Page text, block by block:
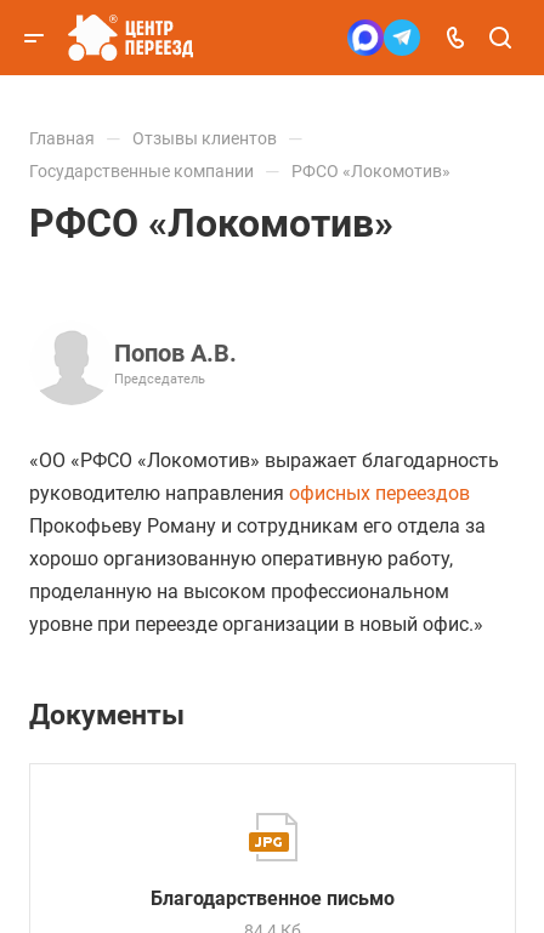
Главная — Отзывы клиентов —
Государственные компании — РФСО «Локомотив»
РФСО «Локомотив»
Попов А.В.
Председатель
«ОО «РФСО «Локомотив» выражает благодарность
руководителю направления офисных переездов
Прокофьеву Роману и сотрудникам его отдела за
хорошо организованную оперативную работу,
проделанную на высоком профессиональном
уровне при переезде организации в новый офис.»
Документы
Благодарственное письмо